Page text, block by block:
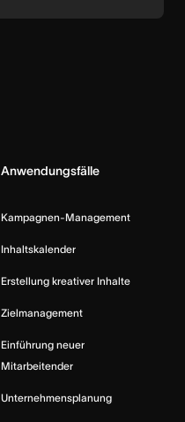
Anwendungsfälle
Kampagnen-Management
Inhaltskalender
Erstellung kreativer Inhalte
Zielmanagement
Einführung neuer
Mitarbeitender
Unternehmensplanung